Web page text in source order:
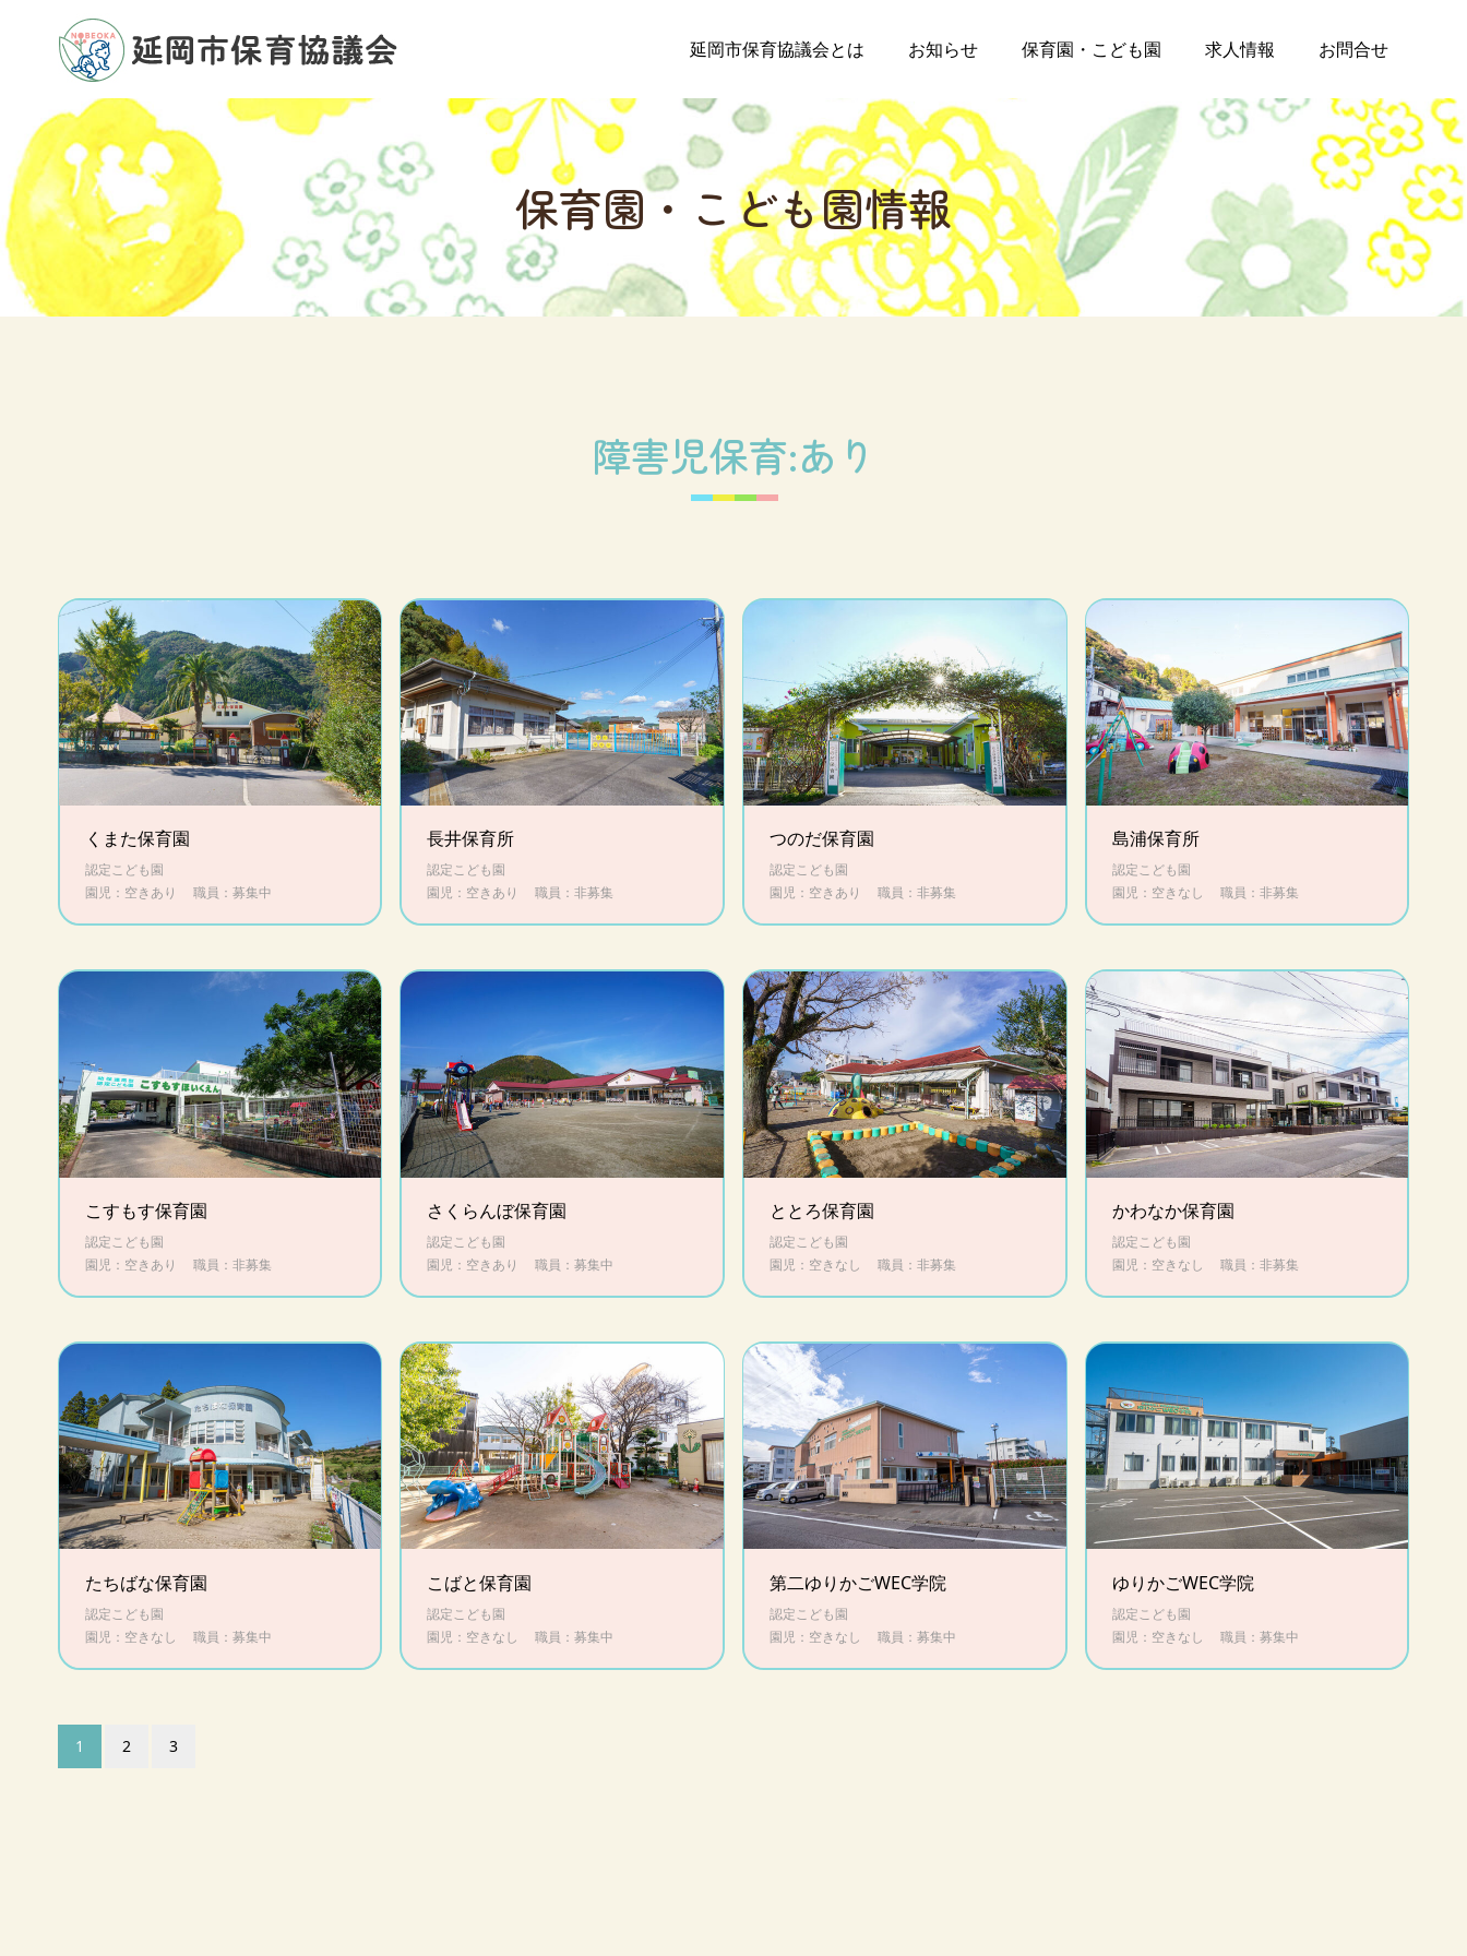
延岡市保育協議会とは お知らせ 保育園・こども園 求人情報 お問合せ
保育園・ こども園情報
障害児保育:あり
くまた保育園
認定こども園
園児：空きあり
職員：募集中
長井保育所
認定こども園
園児：空きあり
職員：非募集
つのだ保育園
認定こども園
園児：空きあり
職員：非募集
島浦保育所
認定こども園
園児：空きなし
職員：非募集
こすもす保育園
認定こども園
園児：空きあり
職員：非募集
さくらんぼ保育園
認定こども園
園児：空きあり
職員：募集中
ととろ保育園
認定こども園
園児：空きなし
職員：非募集
かわなか保育園
認定こども園
園児：空きなし
職員：非募集
たちばな保育園
認定こども園
園児：空きなし
職員：募集中
こばと保育園
認定こども園
園児：空きなし
職員：募集中
第二ゆりかごWEC学院
認定こども園
園児：空きなし
職員：募集中
ゆりかごWEC学院
認定こども園
園児：空きなし
職員：募集中
1 2 3